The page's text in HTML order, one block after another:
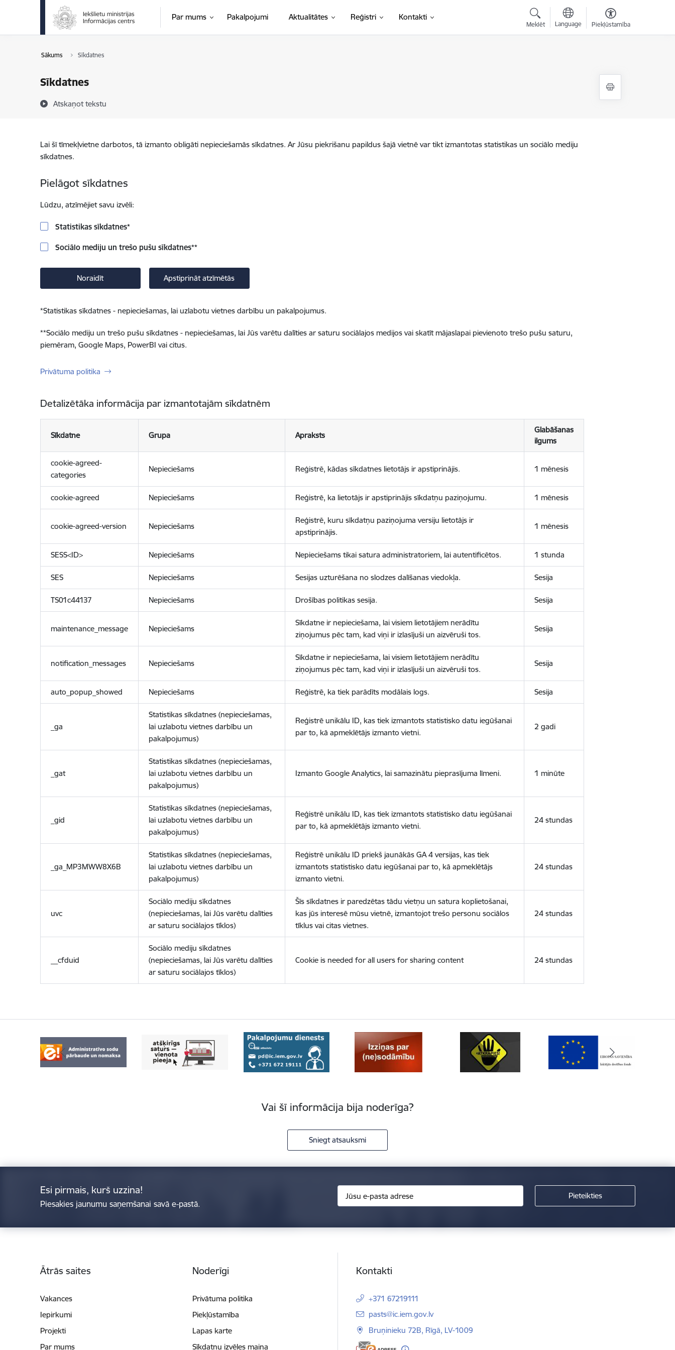
Pāriet uz lapas saturu
Par mums Pakalpojumi Aktualitātes Reģistri Kontakti
Meklēt Language Piekļūstamība
Sākums Sīkdatnes
Sīkdatnes
Atskaņot tekstu
Lai šī tīmekļvietne darbotos, tā izmanto obligāti nepieciešamās sīkdatnes. Ar Jūsu piekrišanu papildus šajā vietnē var tikt izmantotas statistikas un sociālo mediju
sīkdatnes.
Pielāgot sīkdatnes
Lūdzu, atzīmējiet savu izvēli:
Statistikas sīkdatnes*
Sociālo mediju un trešo pušu sīkdatnes**
Noraidīt Apstiprināt atzīmētās
*Statistikas sīkdatnes - nepieciešamas, lai uzlabotu vietnes darbību un pakalpojumus.
**Sociālo mediju un trešo pušu sīkdatnes - nepieciešamas, lai Jūs varētu dalīties ar saturu sociālajos medijos vai skatīt mājaslapai pievienoto trešo pušu saturu,
piemēram, Google Maps, PowerBI vai citus.
Privātuma politika
Detalizētāka informācija par izmantotajām sīkdatnēm
Sīkdatne Grupa Apraksts
Glabāšanas
ilgums
cookie-agreed-
categories
Nepieciešams Reģistrē, kādas sīkdatnes lietotājs ir apstiprinājis. 1 mēnesis
cookie-agreed Nepieciešams Reģistrē, ka lietotājs ir apstiprinājis sīkdatņu paziņojumu. 1 mēnesis
cookie-agreed-version Nepieciešams
Reģistrē, kuru sīkdatņu paziņojuma versiju lietotājs ir
apstiprinājis.
1 mēnesis
SESS<ID> Nepieciešams Nepieciešams tikai satura administratoriem, lai autentificētos. 1 stunda
SES Nepieciešams Sesijas uzturēšana no slodzes dalīšanas viedokļa. Sesija
TS01c44137 Nepieciešams Drošības politikas sesija. Sesija
maintenance_message Nepieciešams
Sīkdatne ir nepieciešama, lai visiem lietotājiem nerādītu
ziņojumus pēc tam, kad viņi ir izlasījuši un aizvēruši tos.
Sesija
notification_messages Nepieciešams
Sīkdatne ir nepieciešama, lai visiem lietotājiem nerādītu
ziņojumus pēc tam, kad viņi ir izlasījuši un aizvēruši tos.
Sesija
auto_popup_showed Nepieciešams Reģistrē, ka tiek parādīts modālais logs. Sesija
_ga
Statistikas sīkdatnes (nepieciešamas,
lai uzlabotu vietnes darbību un
pakalpojumus)
Reģistrē unikālu ID, kas tiek izmantots statistisko datu iegūšanai
par to, kā apmeklētājs izmanto vietni.
2 gadi
_gat
Statistikas sīkdatnes (nepieciešamas,
lai uzlabotu vietnes darbību un
pakalpojumus)
Izmanto Google Analytics, lai samazinātu pieprasījuma līmeni. 1 minūte
_gid
Statistikas sīkdatnes (nepieciešamas,
lai uzlabotu vietnes darbību un
pakalpojumus)
Reģistrē unikālu ID, kas tiek izmantots statistisko datu iegūšanai
par to, kā apmeklētājs izmanto vietni.
24 stundas
_ga_MP3MWW8X6B
Statistikas sīkdatnes (nepieciešamas,
lai uzlabotu vietnes darbību un
pakalpojumus)
Reģistrē unikālu ID priekš jaunākās GA 4 versijas, kas tiek
izmantots statistisko datu iegūšanai par to, kā apmeklētājs
izmanto vietni.
24 stundas
uvc
Sociālo mediju sīkdatnes
(nepieciešamas, lai Jūs varētu dalīties
ar saturu sociālajos tīklos)
Šīs sīkdatnes ir paredzētas tādu vietņu un satura koplietošanai,
kas jūs interesē mūsu vietnē, izmantojot trešo personu sociālos
tīklus vai citas vietnes.
24 stundas
__cfduid
Sociālo mediju sīkdatnes
(nepieciešamas, lai Jūs varētu dalīties
ar saturu sociālajos tīklos)
Cookie is needed for all users for sharing content 24 stundas
Vai šī informācija bija noderīga?
Sniegt atsauksmi
Esi pirmais, kurš uzzina!
Piesakies jaunumu saņemšanai savā e-pastā.
Ātrās saites
Vakances
Iepirkumi
Projekti
Par mums
Noderīgi
Privātuma politika
Piekļūstamība
Lapas karte
Sīkdatņu izvēles maiņa
Kontakti
+371 67219111
E-pasts:
pasts@ic.iem.gov.lv
Bruņinieku 72B, Rīgā, LV-1009